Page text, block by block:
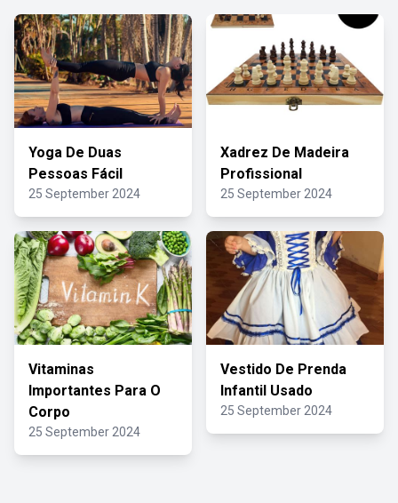
Yoga De Duas
Pessoas Fácil
25 September 2024
Xadrez De Madeira
Profissional
25 September 2024
Vitaminas
Importantes Para O
Corpo
25 September 2024
Vestido De Prenda
Infantil Usado
25 September 2024